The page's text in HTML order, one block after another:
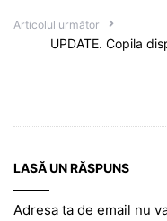
Articolul următor
UPDATE. Copila
LASĂ UN RĂSPUNS
Adresa ta de email nu